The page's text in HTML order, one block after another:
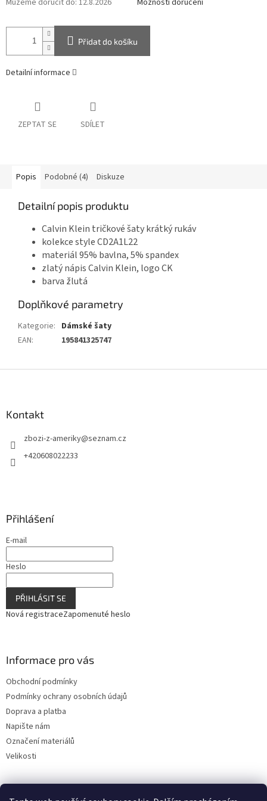
Můžeme doručit do: 12.8.2026 Možnosti doručení
Přidat do košíku
Detailní informace
ZEPTAT SE SDÍLET
Popis Podobné (4) Diskuze
Detailní popis produktu
Calvin Klein tričkové šaty krátký rukáv
kolekce style CD2A1L22
materiál 95% bavlna, 5% spandex
zlatý nápis Calvin Klein, logo CK
barva žlutá
Doplňkové parametry
Kategorie: Dámské šaty
EAN: 195841325747
Kontakt
zbozi-z-ameriky@seznam.cz
+420608022233
Přihlášení
E-mail
Heslo
PŘIHLÁSIT SE
Nová registraceZapomenuté heslo
Informace pro vás
Obchodní podmínky
Podmínky ochrany osobních údajů
Doprava a platba
Napište nám
Označení materiálů
Velikosti